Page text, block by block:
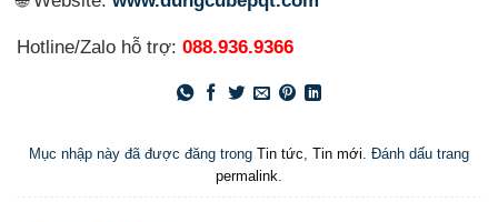
Hotline/Zalo hỗ trợ: 088.936.9366
Mục nhập này đã được đăng trong Tin tức, Tin mới. Đánh dấu trang
permalink.